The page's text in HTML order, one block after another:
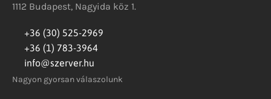
1112 Budapest, Nagyida köz 1.
+36 (30) 525-2969
+36 (1) 783-3964
info@szerver.hu
Nagyon gyorsan válaszolunk